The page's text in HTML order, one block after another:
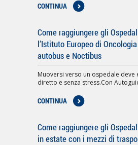
CONTINUA
Come raggiungere gli
l’Istituto Europeo di
autobus e Noctibus
Muoversi verso un ospedale deve
diretto e senza stress.Con
CONTINUA
Come raggiungere gli
in estate con i mezzi di